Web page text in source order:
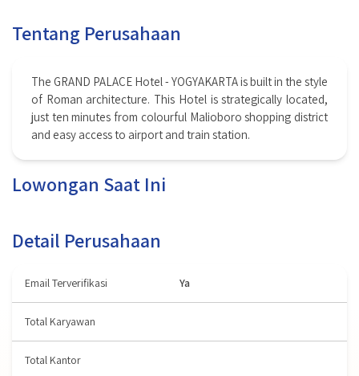
Tentang Perusahaan
The GRAND PALACE Hotel - YOGYAKARTA is built in the style
of Roman architecture. This Hotel is strategically located,
just ten minutes from colourful Malioboro shopping district
and easy access to airport and train station.
Lowongan Saat Ini
Detail Perusahaan
Email Terverifikasi Ya
Total Karyawan
Total Kantor